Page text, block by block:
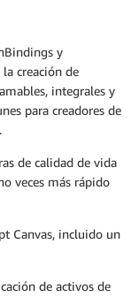
y
creación de
integrales y
para creadores de
de calidad de vida
veces más rápido
Canvas, incluido un
de activos de